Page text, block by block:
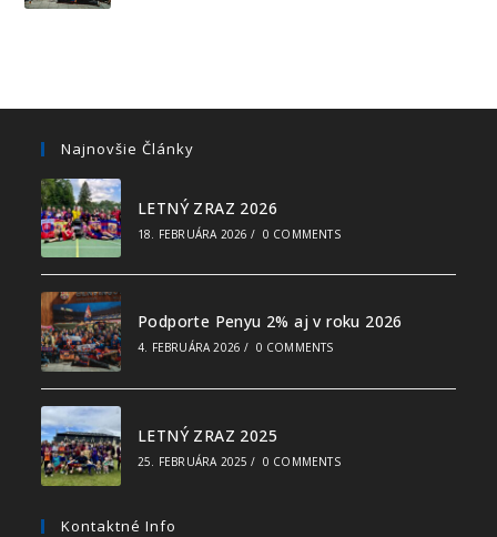
Najnovšie Články
LETNÝ ZRAZ 2026
18. FEBRUÁRA 2026 / 0 COMMENTS
Podporte Penyu 2% aj v roku 2026
4. FEBRUÁRA 2026 / 0 COMMENTS
LETNÝ ZRAZ 2025
25. FEBRUÁRA 2025 / 0 COMMENTS
Kontaktné Info